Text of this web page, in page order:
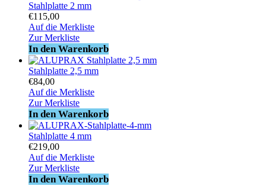
Stahlplatte 2 mm
€115,00
Auf die Merkliste
Zur Merkliste
In den Warenkorb
Stahlplatte 2,5 mm
€84,00
Auf die Merkliste
Zur Merkliste
In den Warenkorb
Stahlplatte 4 mm
€219,00
Auf die Merkliste
Zur Merkliste
In den Warenkorb